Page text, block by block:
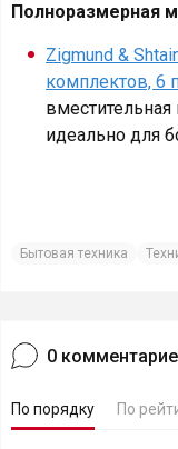
Полноразмерная
Zigmund &
комплектов, 6
идеально для
Бытовая техника
0
По порядку По